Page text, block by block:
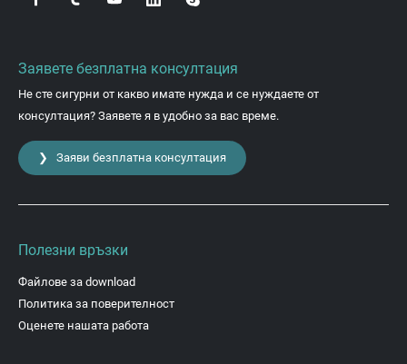
Заявете безплатна консултация
Не сте сигурни от какво имате нужда и се нуждаете от
консултация? Заявете я в удобно за вас време.
❯ Заяви безплатна консултация
Полезни връзки
Файлове за download
Политика за поверителност
Оценете нашата работа